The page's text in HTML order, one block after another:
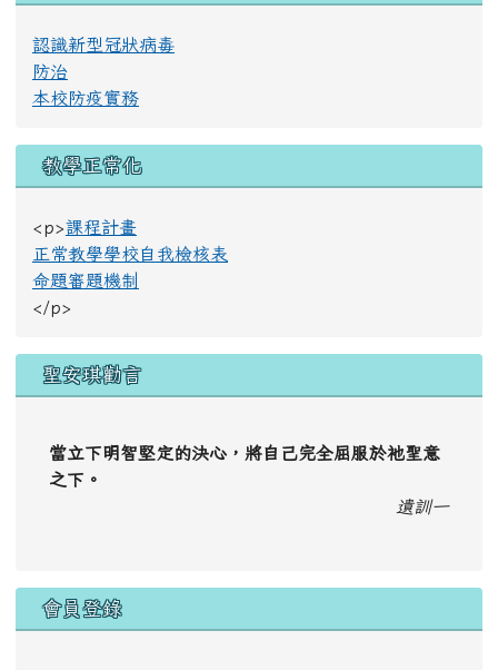
認識新型冠狀病毒
防治
本校防疫實務
教學正常化
<p>課程計畫
正常教學學校自我檢核表
命題審題機制
</p>
聖安琪勸言
當立下明智堅定的決心，將自己完全屈服於祂聖意
之下。
遺訓一
會員登錄